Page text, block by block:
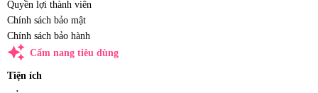
Quyền lợi thành viên
Chính sách bảo mật
Chính sách bảo hành
auto_awesome Cẩm nang tiêu dùng
Tiện ích